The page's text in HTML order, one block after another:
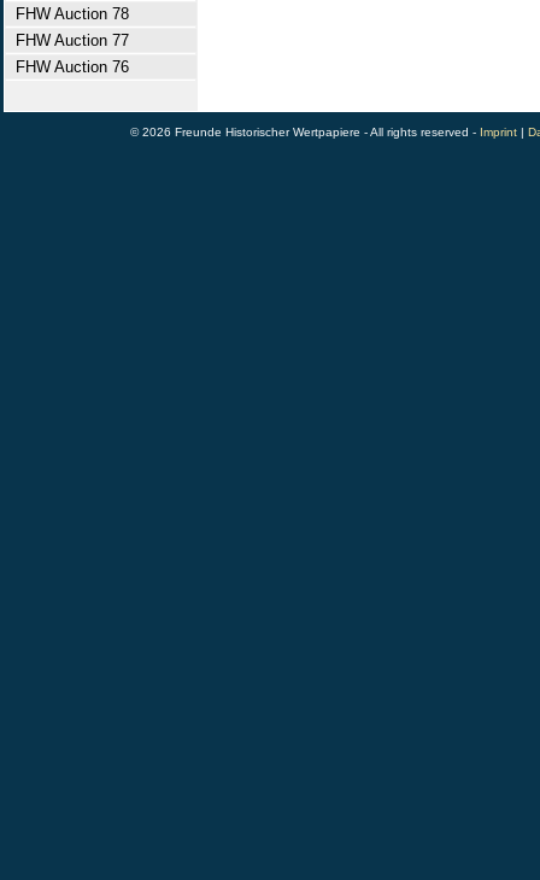
FHW Auction 78
FHW Auction 77
FHW Auction 76
© 2026 Freunde Historischer Wertpapiere - All rights reserved - Imprint |